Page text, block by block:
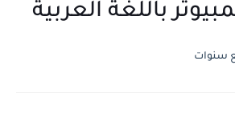
باللغة العربية
سنوات